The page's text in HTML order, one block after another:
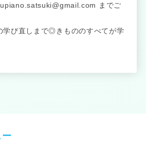
までご
学び直しまで◎きもののすべてが学
ー